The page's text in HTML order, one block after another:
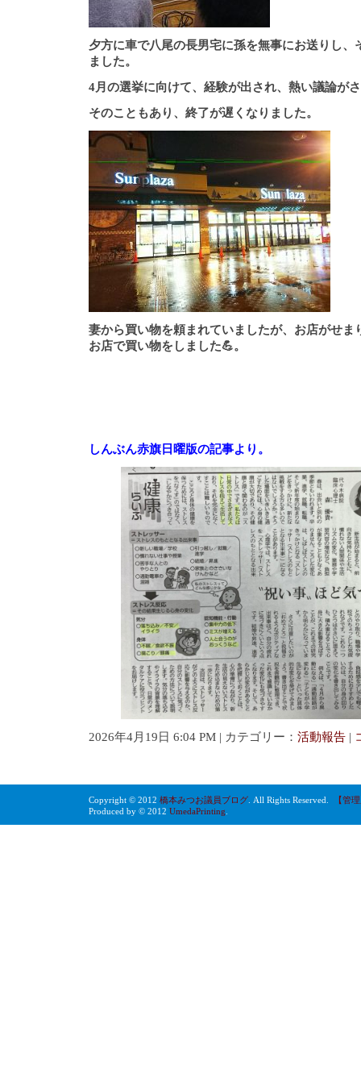
夕方に車で八尾の長男宅に孫を無事にお送りし、
ました。
4月の選挙に向けて、経験が出され、熱い議論が
そのこともあり、終了が遅くなりました。
妻から買い物を頼まれていましたが、お店がせま
お店で買い物をしました💪。
しんぶん赤旗日曜版の記事より。
2026年4月19日 6:04 PM | カテゴリー： 活動報告 |
Copyright © 2012 橋本みつお議員ブログ . All Rights Reserved.
【管
Produced by © 2012 UmedaPrinting